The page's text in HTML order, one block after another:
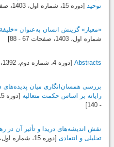
توحید [دوره 15، شماره اول، 1403،
«معیار» گزینش انسان به‌عنوان
شماره اول، 1403، صفحات 67 - 88]
Abstracts [دوره 4، شماره دوم، 1392
بررسی همسان‌انگاری میان پدیده‌های
رایانه بر اساس حکمت متعالیه [دوره 15، شماره اول،
- 140]
نقش اندیشه‌های دریدا و تأثیر آن در
تحلیلی و انتقادی [دوره 15، شماره اول،